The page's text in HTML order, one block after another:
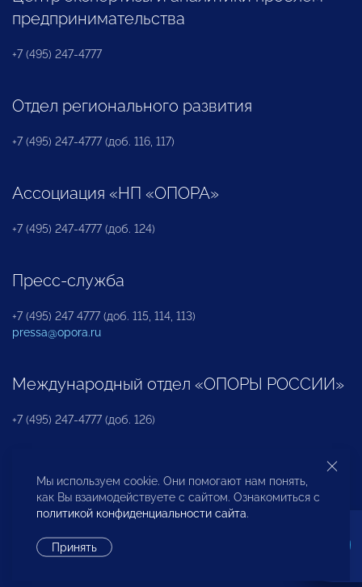
предпринимательства
+7 (495) 247-4777
Отдел регионального развития
+7 (495) 247-4777 (доб. 116, 117)
Ассоциация «НП «ОПОРА»
+7 (495) 247-4777 (доб. 124)
Пресс-служба
+7 (495) 247 4777 (доб. 115, 114, 113)
pressa@opora.ru
Международный отдел «ОПОРЫ РОССИИ»
+7 (495) 247-4777 (доб. 126)
Бюро по защите прав предпринимателей и
инвесторов
Мы используем cookie. Они помогают нам понять,
как Вы взаимодействуете с сайтом. Ознакомиться с
политикой конфиденциальности сайта.
Принять